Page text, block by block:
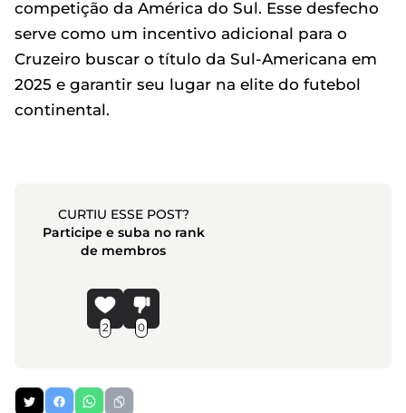
competição da América do Sul. Esse desfecho
serve como um incentivo adicional para o
Cruzeiro buscar o título da Sul-Americana em
2025 e garantir seu lugar na elite do futebol
continental.
CURTIU ESSE POST?
Participe e suba no rank
de membros
2 0